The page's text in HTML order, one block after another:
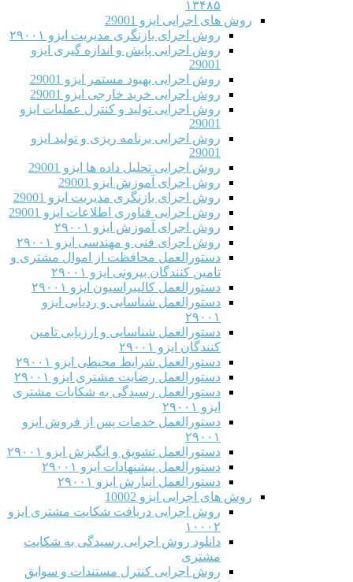
۱۳۴۸۵
روش های اجرایی ایزو 29001
روش اجرای بازنگری مدیریت ایزو ۲۹۰۰۱
روش اجرایی پایش و اندازه گیری ایزو
29001
روش اجرایی بهبود مستمر ایزو 29001
روش اجرایی خرید خارجی ایزو 29001
روش اجرایی تولید و کنترل عملیات ایزو
29001
روش اجرایی برنامه ریزی و تولید ایزو
29001
روش اجرایی تحلیل داده ها ایزو 29001
روش اجرای آموزش ایزو 29001
روش اجرای بازنگری مدیریت ایزو 29001
روش اجرایی فناوری اطلاعات ایزو 29001
روش اجرای آموزش ایزو ۲۹۰۰۱
روش اجرای فنی و مهندسی ایزو ۲۹۰۰۱
دستورالعمل محافظت از اموال مشتری و
تامین کنندگان بیرونی ایزو ۲۹۰۰۱
دستورالعمل کالیبراسیون ایزو ۲۹۰۰۱
دستورالعمل شناسایی و ردیابی ایزو
۲۹۰۰۱
دستورالعمل شناسایی و ارزیابی تامین
کنندگان ایزو ۲۹۰۰۱
دستورالعمل شرایط محیطی ایزو ۲۹۰۰۱
دستورالعمل رضایت مشتری ایزو ۲۹۰۰۱
دستورالعمل رسیدگی به شکایات مشتری
ایزو ۲۹۰۰۱
دستورالعمل خدمات پس از فروش ایزو
۲۹۰۰۱
دستورالعمل تشویق و انگیزش ایزو ۲۹۰۰۱
دستورالعمل پیشنهادات ایزو ۲۹۰۰۱
دستورالعمل انبارش ایزو ۲۹۰۰۱
روش های اجرایی ایزو 10002
روش اجرایی دریافت شکایت مشتری ایزو
۱۰۰۰۲
دانلود روش اجرایی رسیدگی به شکایت
مشتری
روش اجرایی کنترل مستندات و سوابق